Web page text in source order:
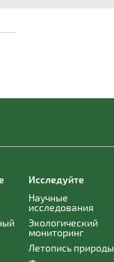
Исследуйте
Научные
исследования
Экологический
мониторинг
Летопись природы